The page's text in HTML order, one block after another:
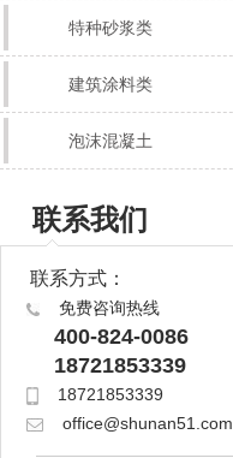
特种砂浆类
建筑涂料类
泡沫混凝土
联系我们
联系方式：
免费咨询热线
400-824-0086
18721853339
18721853339
office@shunan51.com